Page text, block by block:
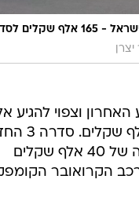
הב.מ.וו הכי זולה בישראל - 165 אלף
בשבוע האחרון וצפוי להגיע
לקראת סוף השנה. המחיר החדש הינו
תגיע אלינו אמנם רק באמצע השנה הבאה, אך כבר כעת היא זוכה להנחה של 40 אלף שקלים
של 30 אלף שקלים יקבל רכב הקרואובר